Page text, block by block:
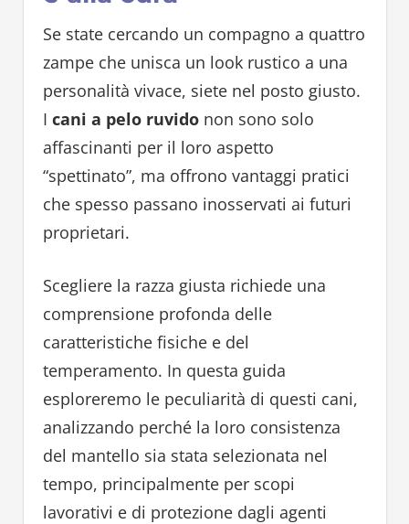
Se state cercando un compagno a quattro
zampe che unisca un look rustico a una
personalità vivace, siete nel posto giusto.
I cani a pelo ruvidonon sono solo
affascinanti per il loro aspetto
“spettinato”, ma offrono vantaggi pratici
che spesso passano inosservati ai futuri
proprietari.
Scegliere la razza giusta richiede una
comprensione profonda delle
caratteristiche fisiche e del
temperamento. In questa guida
esploreremo le peculiarità di questi cani,
analizzando perché la loro consistenza
del mantello sia stata selezionata nel
tempo, principalmente per scopi
lavorativi e di protezione dagli agenti